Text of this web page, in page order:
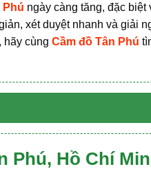
Phú ngày càng tăng, đặc
xét duyệt nhanh và giải
cùng Cầm đồ Tân Phú
Phú, Hồ Chí